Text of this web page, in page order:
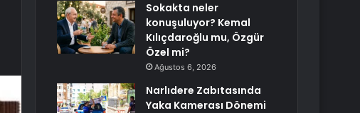
Sokakta neler
konuşuluyor? Kemal
Kılıçdaroğlu mu, Özgür
Özel mi?
Ağustos 6, 2026
Narlıdere Zabıtasında
Yaka Kamerası Dönemi